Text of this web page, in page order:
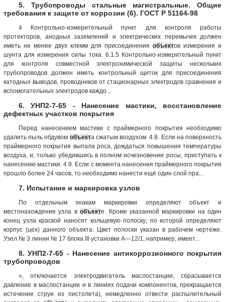
5. Трубопроводы стальные магистральные. Общие
требования к защите от коррозии (6). ГОСТ Р 51164-98
4 Контрольно-измерительный пункт для контроля работы
протекторов, анодных заземлений и электрических перемычек должен
иметь не менее двух клемм для присоединения объектов измерения и
шунта для измерения силы тока. 6.1.5 Контрольно-измерительный пункт
для контроля совместной электрохимической защиты нескольких
трубопроводов должен иметь контрольный щиток для присоединения
катодных выводов, проводников от стационарных электродов сравнения и
вспомогательных электродов каждо...
6. УНП2-7-65 - Нанесение мастики, восстановление
дефектных участков покрытия
Перед нанесением мастики с праймерного покрытия необходимо
удалить пыль обдувом объекта сжатым воздухом. 4.8. Если на поверхность
праймерного покрытия выпала роса, дождаться повышения температуры
воздуха, и, только убедившись в полном исчезновении росы, приступать к
нанесению мастики. 4.9. Если с момента нанесения праймерного покрытия
прошло более 24 часов, то необходимо нанести ещё один слой пра...
7. Испытание и маркировка узлов
По отдельным знакам маркировки определяют объект и
местонахождение узла вобъекте. Кроме указанной маркировки на один
конец узла краской наносят кольцевую полоску; по которой определяют
корпус (цех) данного объекта. Цвет полоски указан в рабочем чертеже.
Узел № 3 линии № 17 блока III установки А—12/1, например, имеет...
8. УНП2-7-65 - Нанесение антикоррозионного покрытия
трубопроводов
», отключается электродвигатель маслостанции, сбрасывается
давление в маслостанции и в линиях подачи компонентов, прекращается
истечение струи из пистолета), немедленно отвести распылительный